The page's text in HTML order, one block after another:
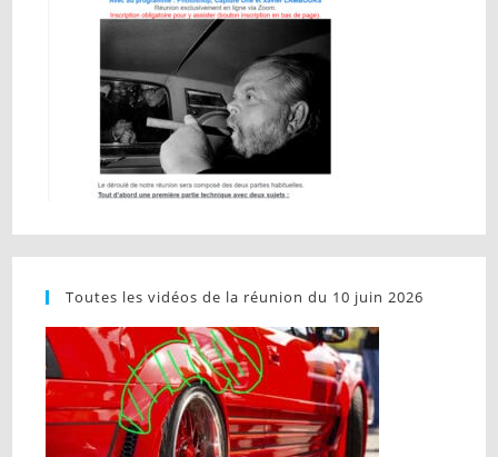
Toutes les vidéos de la réunion du 10 juin 2026